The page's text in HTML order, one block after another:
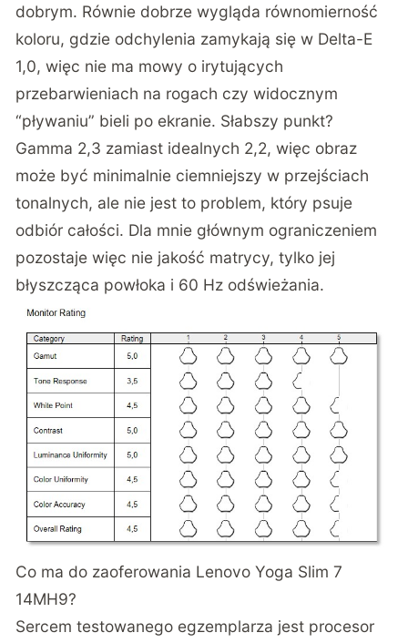
dobrym. Równie dobrze wygląda równomierność
koloru, gdzie odchylenia zamykają się w Delta-E
1,0, więc nie ma mowy o irytujących
przebarwieniach na rogach czy widocznym
“pływaniu” bieli po ekranie. Słabszy punkt?
Gamma 2,3 zamiast idealnych 2,2, więc obraz
może być minimalnie ciemniejszy w przejściach
tonalnych, ale nie jest to problem, który psuje
odbiór całości. Dla mnie głównym ograniczeniem
pozostaje więc nie jakość matrycy, tylko jej
błyszcząca powłoka i 60 Hz odświeżania.
Co ma do zaoferowania Lenovo Yoga Slim 7
14MH9?
Sercem testowanego egzemplarza jest procesor